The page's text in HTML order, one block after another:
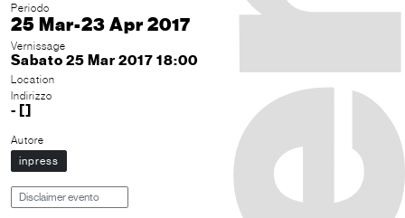
Periodo
25 Mar-23 Apr 2017
Vernissage
Sabato 25 Mar 2017 18:00
Location
Indirizzo
- []
Autore
inpress
Disclaimer evento